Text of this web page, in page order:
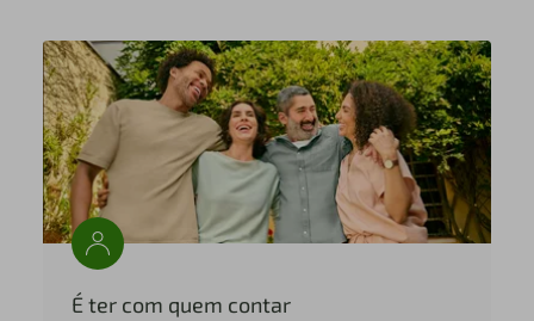
É ter com quem contar